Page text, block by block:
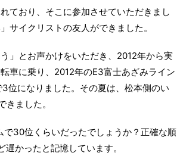
ており、そこに参加させていただきまし
サイクリストの友人ができました。
」とお声かけをいただき、2012年から実
車に乗り、2012年のE3富士あざみライン
位になりました。その夏は、松本側のい
ました。
30位くらいだったでしょうか？正確な順
かったと記憶しています。